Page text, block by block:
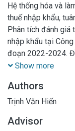
Hệ thống hóa và
thuế nhập khẩu,
Phân tích đánh giá
nhập khẩu tại
đoạn 2022-2024.
thuế xuất khẩu,
ty, từ đó hạn chế
đề xuất cho giai
Show more
Authors
Trịnh Văn Hiến
Advisor